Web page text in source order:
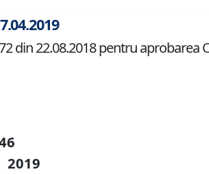
din 22.08.2018 pentru aprobarea
2019